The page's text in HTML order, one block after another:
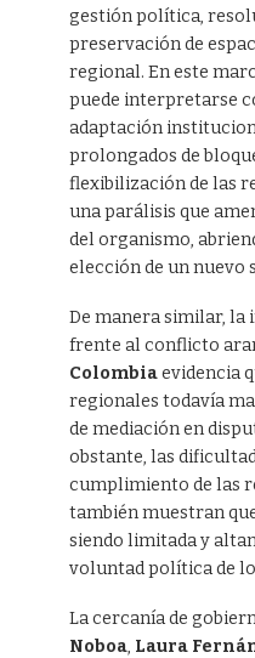
gestión política,
preservación de
regional. En este
puede interpretarse
adaptación
prolongados de
flexibilización de las
una parálisis que
del organismo,
elección de un nuevo
De manera similar, la
frente al conflicto
Colombiaevidencia
regionales todavía
de mediación en
obstante, las
cumplimiento de las
también muestran
siendo limitada y
voluntad política de
La cercanía de
Noboa, Laura